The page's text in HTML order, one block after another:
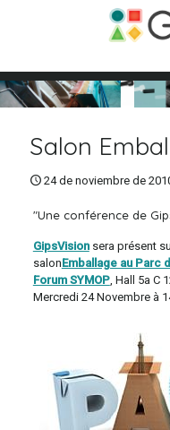
Salon
24 de noviembre de
"Une conférence de
GipsVisionsera présent
salonEmballage au Parc
Forum SYMOP, Hall 5a C
Mercredi 24 Novembre à